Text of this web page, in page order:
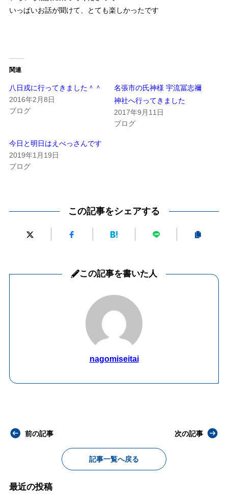
いっぱいお話が聞けて、とても楽しかったです
関連
八日戎に行ってきました＾＾
2016年2月8日
ブログ
名張市の氏神様 宇流冨志禰
神社へ行ってきました
2017年9月11日
ブログ
今日と明日はえべっさんです
2019年1月19日
ブログ
この記事をシェアする
この記事を書いた人
nagomiseitai
前の記事
記事一覧へ戻る
次の記事
最近の投稿